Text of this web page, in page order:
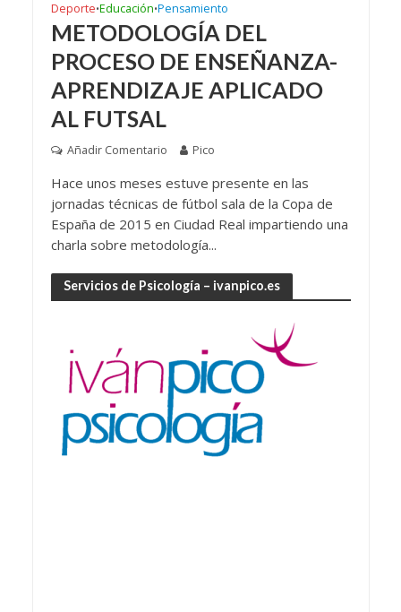
Deporte•Educación•Pensamiento
METODOLOGÍA DEL
PROCESO DE ENSEÑANZA-
APRENDIZAJE APLICADO
AL FUTSAL
Añadir Comentario Pico
Hace unos meses estuve presente en las
jornadas técnicas de fútbol sala de la Copa de
España de 2015 en Ciudad Real impartiendo una
charla sobre metodología...
Servicios de Psicología – ivanpico.es